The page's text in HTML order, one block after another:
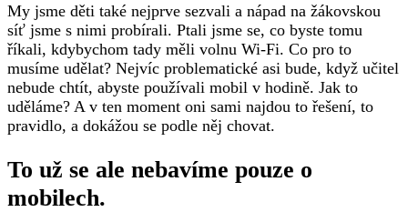
My jsme děti také nejprve sezvali a nápad na žákovskou
síť jsme s nimi probírali. Ptali jsme se, co byste tomu
říkali, kdybychom tady měli volnu Wi-Fi. Co pro to
musíme udělat? Nejvíc problematické asi bude, když učitel
nebude chtít, abyste používali mobil v hodině. Jak to
uděláme? A v ten moment oni sami najdou to řešení, to
pravidlo, a dokážou se podle něj chovat.
To už se ale nebavíme pouze o
mobilech.